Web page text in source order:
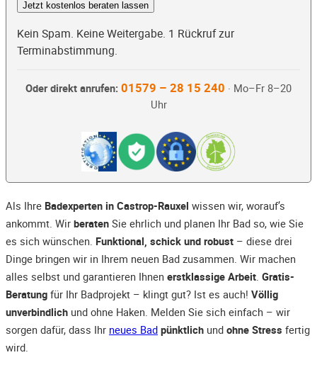
Jetzt kostenlos beraten lassen
Kein Spam. Keine Weitergabe. 1 Rückruf zur
Terminabstimmung.
Oder direkt anrufen: 01579 – 28 15 240 · Mo–Fr 8–20
Uhr
Als Ihre Badexperten in Castrop-Rauxel wissen wir, worauf’s
ankommt. Wir beraten Sie ehrlich und planen Ihr Bad so, wie Sie
es sich wünschen. Funktional, schick und robust – diese drei
Dinge bringen wir in Ihrem neuen Bad zusammen. Wir machen
alles selbst und garantieren Ihnen erstklassige Arbeit. Gratis-
Beratung für Ihr Badprojekt – klingt gut? Ist es auch! Völlig
unverbindlich und ohne Haken. Melden Sie sich einfach – wir
sorgen dafür, dass Ihr neues Bad pünktlich und ohne Stress fertig
wird.